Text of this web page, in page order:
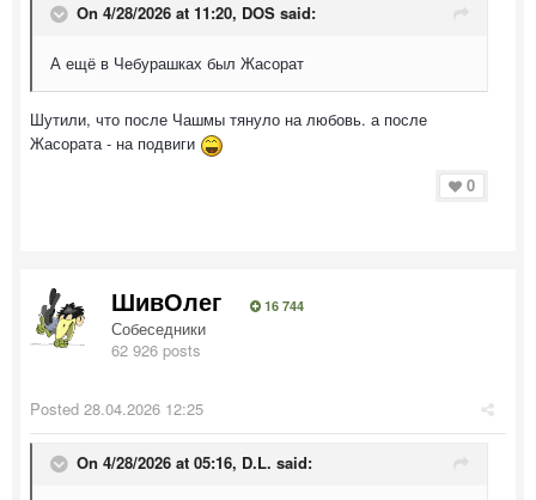
On 4/28/2026 at 11:20, DOS said:
А ещё в Чебурашках был Жасорат
Шутили, что после Чашмы тянуло на любовь. а после
Жасората - на подвиги
0
ШивОлег 16 744
Собеседники
62 926 posts
Posted 28.04.2026 12:25
On 4/28/2026 at 05:16, D.L. said: